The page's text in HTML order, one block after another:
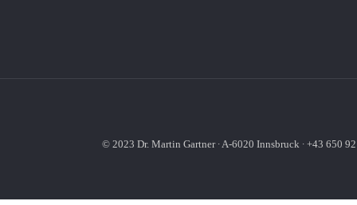
© 2023 Dr. Martin Gartner ∙ A-6020 Innsbruck ∙ +43 650